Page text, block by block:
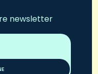
newsletter